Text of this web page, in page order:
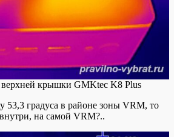
крышки GMKtec K8 Plus
53,3 градуса в районе зоны VRM, то
на самой VRM?..